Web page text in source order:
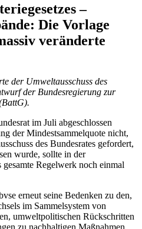
–
Die Vorlage
veränderte
der Umweltausschuss des
der Bundesregierung zur
im Juli abgeschlossen
der Mindestsammelquote nicht,
des Bundesrates gefordert,
wurde, sollte in der
Regelwerk noch einmal
erneut seine Bedenken zu den,
im Sammelsystem von
umweltpolitischen Rückschritten
zu nachhaltigen Maßnahmen